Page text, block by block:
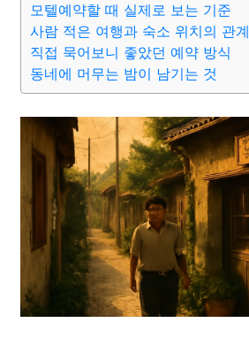
모텔예약할 때 실제로 보는 기준
사람 적은 여행과 숙소 위치의 관계
직접 묵어보니 좋았던 예약 방식
동네에 머무는 밤이 남기는 것